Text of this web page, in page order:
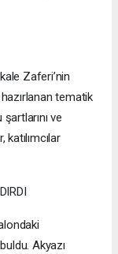
Zaferi’nin
tematik
ve
Akyazı